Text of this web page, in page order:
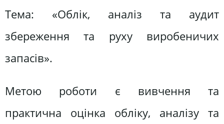
Тема: «Облік, аналіз та аудит
збереження та руху виробеничих
запасів».
Метою роботи є вивчення та
практична оцінка обліку, аналізу та